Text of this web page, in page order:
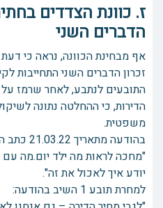
ז. כוונת הצדדים
הדברים השני
אף מבחינת הכוונה, נראה כי
זכרון הדברים השני התחייבות
התובעים לנתבע, לאחר שרמז על
הדירות, כי ההחלטה נתונה
משפטית.
בהודעה מתאריך 21.03.22 כתב הנתבע:
"מחכה לראות מה ילד יום.מה עם
יודע איך לאכול את זה".
למחרת תובע 1 השיב בהודעה: